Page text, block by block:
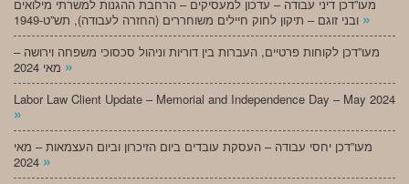
מעו”דכן דיני עבודה – עדכון למעסיקים – הרחבת ההגנות למשרתי מילואים
»
מעו”דכן לקוחות פרטיים, העברות בין דוריות וניהול סכסוכי משפחה וירושה –
»
Labor Law Client Update – Memorial and Independence Day – May 2024
»
מעו”דכן יחסי עבודה – העסקת עובדים ביום הזיכרון וביום העצמאות – מאי
»